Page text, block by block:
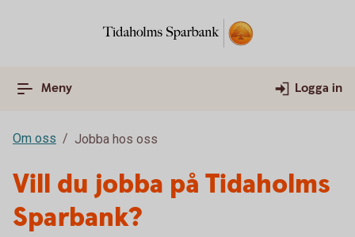
Meny Logga in
Om oss Jobba hos oss
Vill du jobba på Tidaholms
Sparbank?